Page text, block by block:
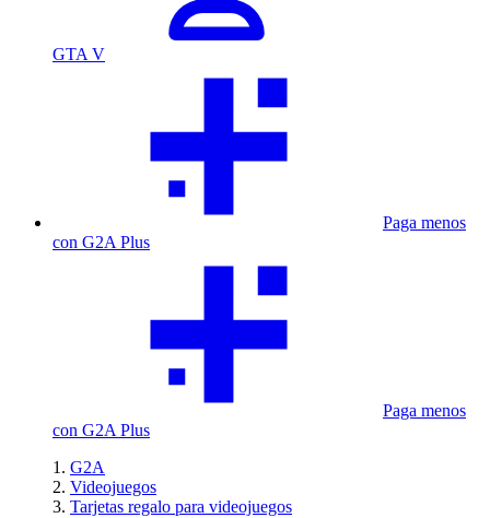
GTA V
Paga menos
con G2A Plus
Paga menos
con G2A Plus
G2A
Videojuegos
Tarjetas regalo para videojuegos